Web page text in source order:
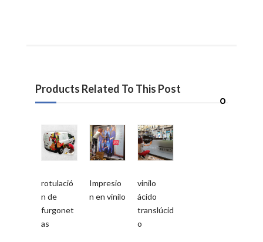
Products Related To This Post
rotulació
n de
furgonet
as
Impresio
n en vinilo
vinilo
ácido
translúcid
o